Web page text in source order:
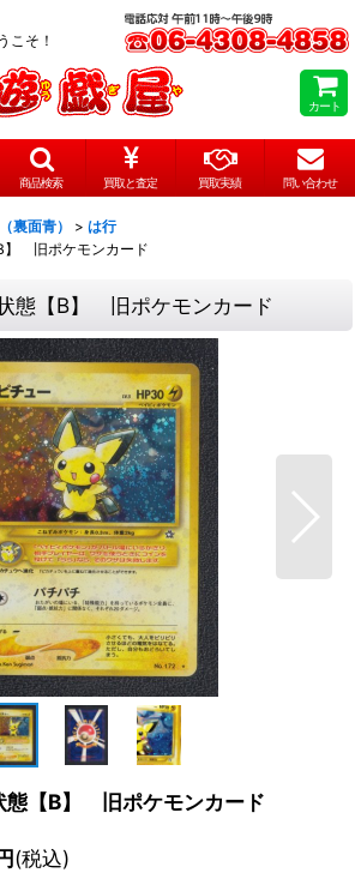
こそ！
カート
商品検索 買取と査定 買取実績 問い合わせ
裏面青） > は行
旧ポケモンカード
【B】 旧ポケモンカード
【B】 旧ポケモンカード
(税込)